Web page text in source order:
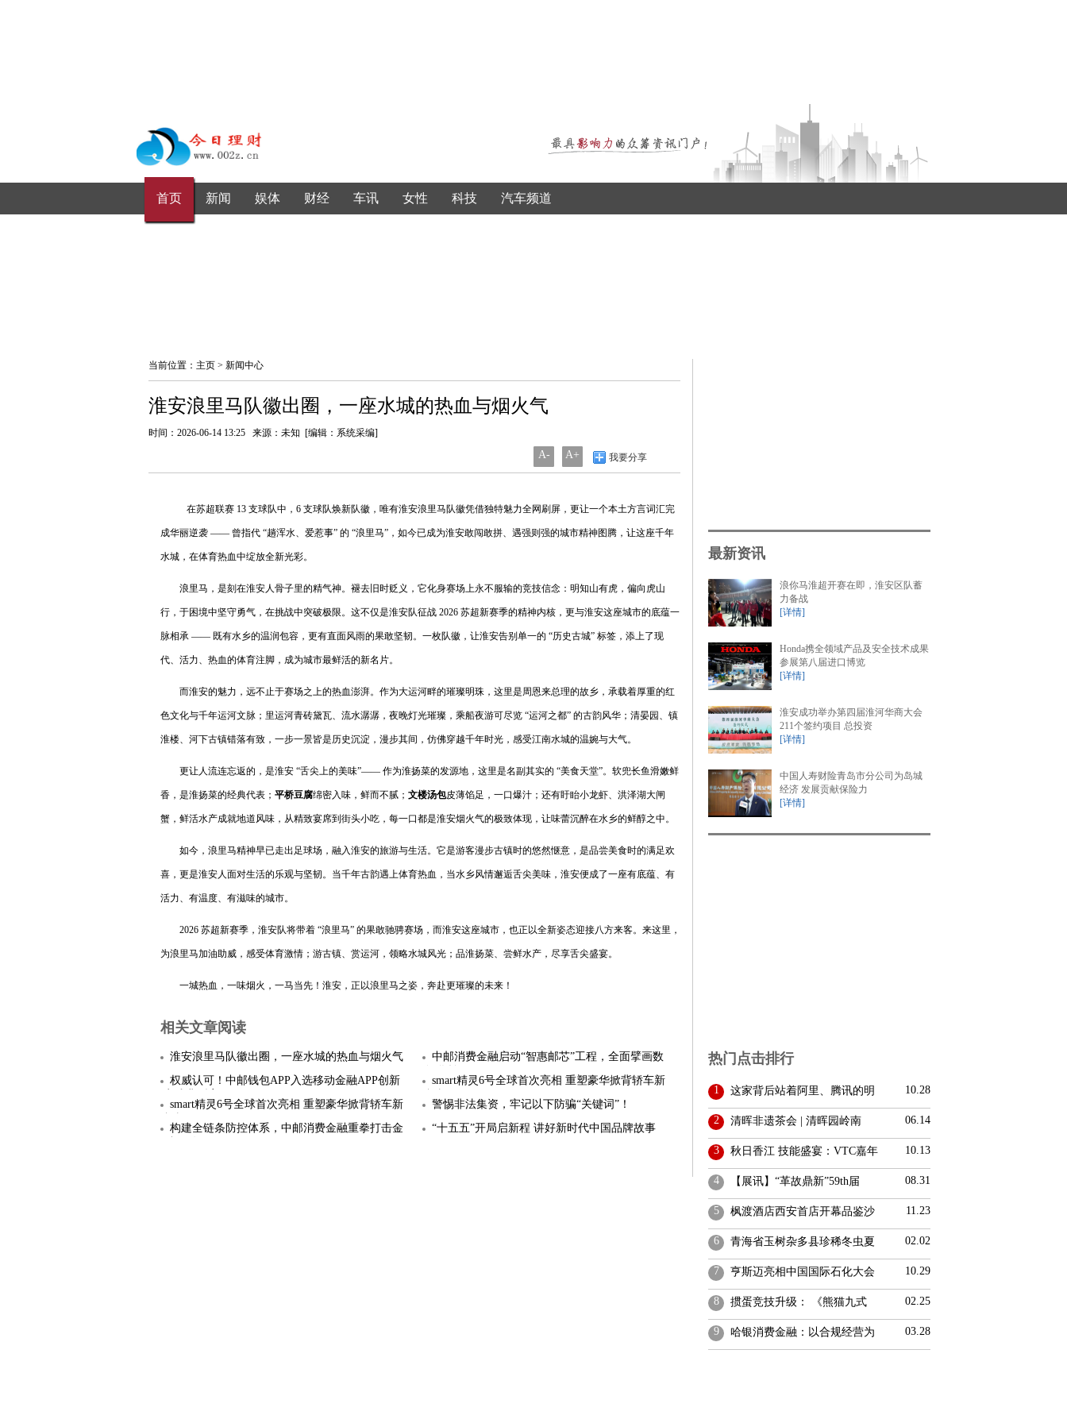
首页 新闻 娱体 财经 车讯 女性 科技 汽车频道
当前位置： 主页 > 新闻中心
淮安浪里马队徽出圈，一座水城的热血与烟火气
时间：2026-06-14 13:25 来源：未知 [编辑：系统采编]
A- A+ 我要分享
在苏超联赛 13 支球队中，6 支球队焕新队徽，唯有淮安浪里马队徽凭借独特魅力全网刷屏，更让一个本土方言词汇完
成华丽逆袭 —— 曾指代 “趟浑水、爱惹事” 的 “浪里马”，如今已成为淮安敢闯敢拼、遇强则强的城市精神图腾，让这座千年
水城，在体育热血中绽放全新光彩。
浪里马，是刻在淮安人骨子里的精气神。褪去旧时贬义，它化身赛场上永不服输的竞技信念：明知山有虎，偏向虎山
行，于困境中坚守勇气，在挑战中突破极限。这不仅是淮安队征战 2026 苏超新赛季的精神内核，更与淮安这座城市的底蕴一
脉相承 —— 既有水乡的温润包容，更有直面风雨的果敢坚韧。一枚队徽，让淮安告别单一的 “历史古城” 标签，添上了现
代、活力、热血的体育注脚，成为城市最鲜活的新名片。
而淮安的魅力，远不止于赛场之上的热血澎湃。作为大运河畔的璀璨明珠，这里是周恩来总理的故乡，承载着厚重的红
色文化与千年运河文脉；里运河青砖黛瓦、流水潺潺，夜晚灯光璀璨，乘船夜游可尽览 “运河之都” 的古韵风华；清晏园、镇
淮楼、河下古镇错落有致，一步一景皆是历史沉淀，漫步其间，仿佛穿越千年时光，感受江南水城的温婉与大气。
更让人流连忘返的，是淮安 “舌尖上的美味”—— 作为淮扬菜的发源地，这里是名副其实的 “美食天堂”。软兜长鱼滑嫩鲜
香，是淮扬菜的经典代表； 平桥豆腐绵密入味，鲜而不腻； 文楼汤包皮薄馅足，一口爆汁；还有盱眙小龙虾、洪泽湖大闸
蟹，鲜活水产成就地道风味，从精致宴席到街头小吃，每一口都是淮安烟火气的极致体现，让味蕾沉醉在水乡的鲜醇之中。
如今，浪里马精神早已走出足球场，融入淮安的旅游与生活。它是游客漫步古镇时的悠然惬意，是品尝美食时的满足欢
喜，更是淮安人面对生活的乐观与坚韧。当千年古韵遇上体育热血，当水乡风情邂逅舌尖美味，淮安便成了一座有底蕴、有
活力、有温度、有滋味的城市。
2026 苏超新赛季，淮安队将带着 “浪里马” 的果敢驰骋赛场，而淮安这座城市，也正以全新姿态迎接八方来客。来这里，
为浪里马加油助威，感受体育激情；游古镇、赏运河，领略水城风光；品淮扬菜、尝鲜水产，尽享舌尖盛宴。
一城热血，一味烟火，一马当先！淮安，正以浪里马之姿，奔赴更璀璨的未来！
相关文章阅读
淮安浪里马队徽出圈，一座水城的热血与烟火气
中邮消费金融启动“智惠邮芯”工程，全面擘画数
权威认可！中邮钱包APP入选移动金融APP创新
smart精灵6号全球首次亮相 重塑豪华掀背轿车新
smart精灵6号全球首次亮相 重塑豪华掀背轿车新
警惕非法集资，牢记以下防骗“关键词”！
构建全链条防控体系，中邮消费金融重拳打击金
“十五五”开局启新程 讲好新时代中国品牌故事
最新资讯
浪你马淮超开赛在即，淮安区队蓄
力备战
[详情]
Honda携全领域产品及安全技术成果
参展第八届进口博览
[详情]
淮安成功举办第四届淮河华商大会
211个签约项目 总投资
[详情]
中国人寿财险青岛市分公司为岛城
经济 发展贡献保险力
[详情]
热门点击排行
1 这家背后站着阿里、腾讯的明 10.28
2 清晖非遗茶会 | 清晖园岭南 06.14
3 秋日香江 技能盛宴：VTC嘉年 10.13
4 【展讯】“革故鼎新”59th届 08.31
5 枫渡酒店西安首店开幕品鉴沙 11.23
6 青海省玉树杂多县珍稀冬虫夏 02.02
7 亨斯迈亮相中国国际石化大会 10.29
8 掼蛋竞技升级： 《熊猫九式 02.25
9 哈银消费金融：以合规经营为 03.28